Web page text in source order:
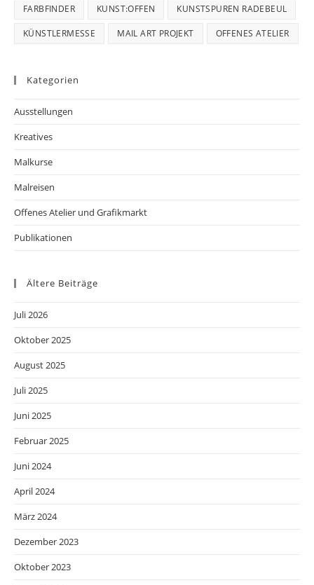
FARBFINDER KUNST:OFFEN KUNSTSPUREN RADEBEUL
KÜNSTLERMESSE MAIL ART PROJEKT OFFENES ATELIER
Kategorien
Ausstellungen
Kreatives
Malkurse
Malreisen
Offenes Atelier und Grafikmarkt
Publikationen
Ältere Beiträge
Juli 2026
Oktober 2025
August 2025
Juli 2025
Juni 2025
Februar 2025
Juni 2024
April 2024
März 2024
Dezember 2023
Oktober 2023